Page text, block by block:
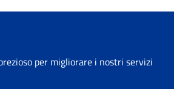
per migliorare i nostri servizi